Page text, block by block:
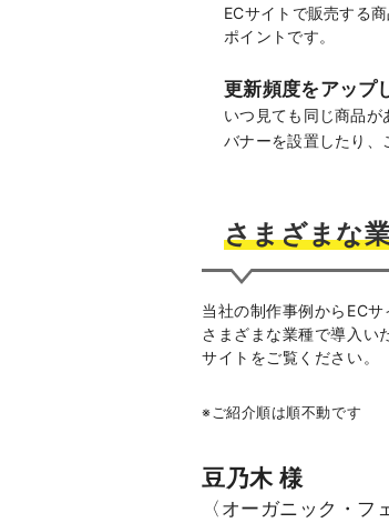
ECサイトで販売する
ポイントです。
更新頻度をアップ
いつ見ても同じ商品
バナーを設置したり、
さまざまな
当社の制作事例からECサ
さまざまな業種で導入い
サイトをご覧ください。
※ご紹介順は順不動です
豆乃木 様
〈オーガニック・フ